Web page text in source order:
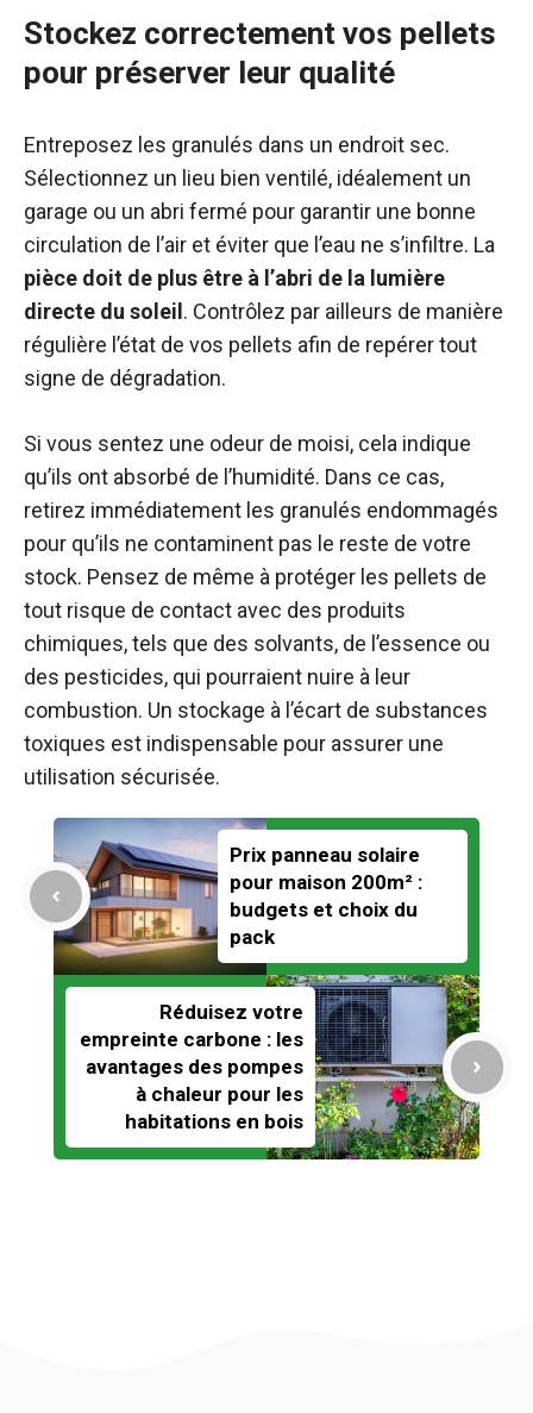
Stockez correctement vos pellets
pour préserver leur qualité
Entreposez les granulés dans un endroit sec.
Sélectionnez un lieu bien ventilé, idéalement un
garage ou un abri fermé pour garantir une bonne
circulation de l’air et éviter que l’eau ne s’infiltre. La
pièce doit de plus être à l’abri de la lumière
directe du soleil . Contrôlez par ailleurs de manière
régulière l’état de vos pellets afin de repérer tout
signe de dégradation.
Si vous sentez une odeur de moisi, cela indique
qu’ils ont absorbé de l’humidité. Dans ce cas,
retirez immédiatement les granulés endommagés
pour qu’ils ne contaminent pas le reste de votre
stock. Pensez de même à protéger les pellets de
tout risque de contact avec des produits
chimiques, tels que des solvants, de l’essence ou
des pesticides, qui pourraient nuire à leur
combustion. Un stockage à l’écart de substances
toxiques est indispensable pour assurer une
utilisation sécurisée.
Prix panneau solaire
pour maison 200m² :
budgets et choix du
pack
Réduisez votre
empreinte carbone : les
avantages des pompes
à chaleur pour les
habitations en bois